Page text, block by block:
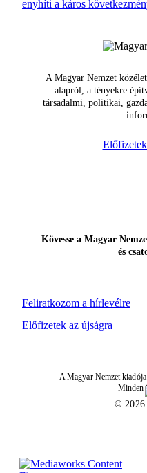
enyhíti a káros
A Magyar Nemzet
alapról, a tényekre
társadalmi, politikai,
Feliratkozom a hírlevélre
Kövesse a Magyar
és
Előfizetek az újságra
A Magyar Nemzet
Minden
© 2026